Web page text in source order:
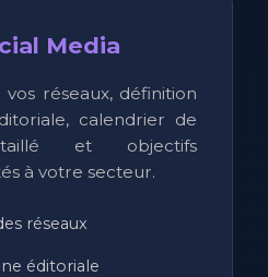
Media
réseaux, définition
calendrier de
et objectifs
à votre secteur.
réseaux
éditoriale